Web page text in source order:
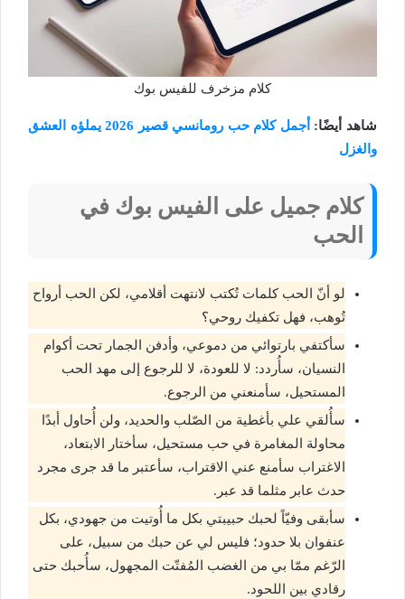
كلام مزخرف للفيس بوك
شاهد أيضًا:
أجمل كلام حب رومانسي قصير 2026 يملؤه العشق
والغزل
كلام جميل على الفيس بوك في
الحب
لو أنّ الحب كلمات تُكتب لانتهت أقلامي، لكن الحب أرواح
تُوهب، فهل تكفيك روحي؟
سأكتفي بارتوائي من دموعي، وأدفن الجمار تحت أكوام
النسيان، سأُردد: لا للعودة، لا للرجوع إلى مهد الحب
المستحيل، سأمنعني من الرجوع.
سأُلقي علي بأغطية من الصّلب والحديد، ولن أُحاول أبدًا
محاولة المغامرة في حب مستحيل، سأختار الابتعاد،
الاغتراب سأمنع عني الاقتراب، سأعتبر ما قد جرى مجرد
حدث عابر مثلما قد عبر.
سأبقى وفيّاً لحبك حبيبتي بكل ما أُوتيت من جهودي، بكل
عنفوان بلا حدود؛ فليس لي عن حبك من سبيل، على
الرّغم ممّا بي من الغضب المُفتّت المجهول، سأُحبك حتى
رقادي بين اللحود.